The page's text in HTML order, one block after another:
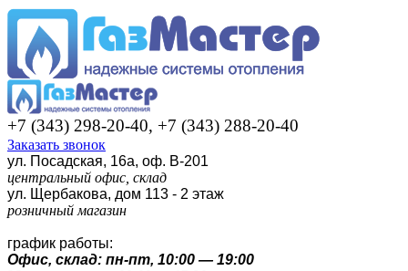
+7 (343) 298-20-40, +7 (343) 288-20-40
Заказать звонок
ул. Посадская, 16а, оф. В-201
центральный офис, склад
ул. Щербакова, дом 113 - 2 этаж
розничный магазин
график работы:
Офис, склад: пн-пт, 10:00 — 19:00